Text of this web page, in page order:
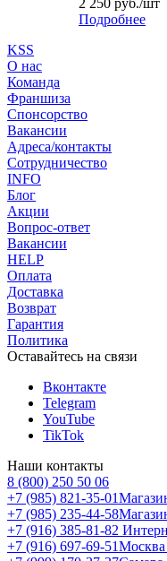
2 250 руб./шт
Подробнее
KSS
О нас
Команда
Франшиза
Спонсорство
Вакансии
Адреса/контакты
Сотрудничество
INFO
Блог
Акции
Вопрос-ответ
Вакансии
HELP
Оплата
Доставка
Возврат
Гарантия
Политика
Оставайтесь на связи
Вконтакте
Telegram
YouTube
TikTok
Наши контакты
8 (800) 250 50 06
+7 (985) 821-35-01
+7 (985) 235-44-58
+7 (916) 385-81-82
+7 (916) 697-69-51Москва